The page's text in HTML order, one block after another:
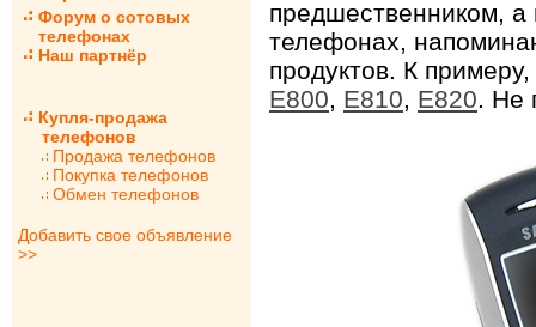
Форум о сотовых
телефонах
Наш партнёр
Купля-продажа
телефонов
Продажа телефонов
Покупка телефонов
Обмен телефонов
Добавить свое объявление
>>
предшественником, а
телефонах,
продуктов. К
E800, E810, E820. Не